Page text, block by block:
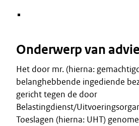
Onderwerp van
Het door mr. (hierna:
belanghebbende ingediende
gericht tegen de door
Belastingdienst/
Toeslagen (hierna: UHT)